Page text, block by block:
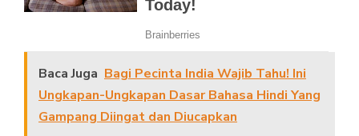
Baca Juga Bagi Pecinta India Wajib Tahu! Ini
Ungkapan-Ungkapan Dasar Bahasa Hindi Yang
Gampang Diingat dan Diucapkan